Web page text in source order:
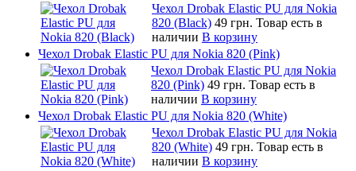
Чехол Drobak Elastic PU для Nokia
820 (Black) 49 грн. Товар есть в
наличии В корзину
Чехол Drobak Elastic PU для Nokia 820 (Pink)
Чехол Drobak Elastic PU для Nokia
820 (Pink) 49 грн. Товар есть в
наличии В корзину
Чехол Drobak Elastic PU для Nokia 820 (White)
Чехол Drobak Elastic PU для Nokia
820 (White) 49 грн. Товар есть в
наличии В корзину